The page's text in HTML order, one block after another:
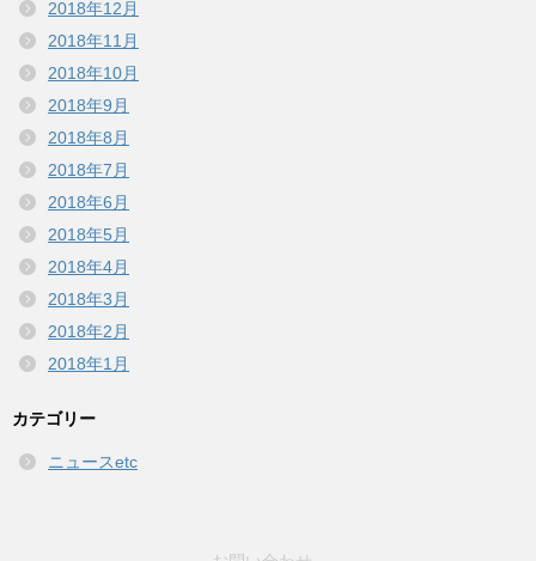
2018年12月
2018年11月
2018年10月
2018年9月
2018年8月
2018年7月
2018年6月
2018年5月
2018年4月
2018年3月
2018年2月
2018年1月
カテゴリー
ニュースetc